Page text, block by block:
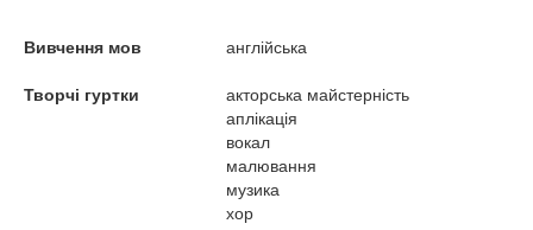
Вивчення мов
англійська
Творчі гуртки
акторська майстерність
аплікація
вокал
малювання
музика
хор